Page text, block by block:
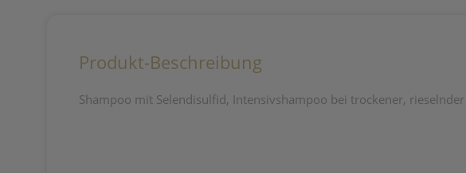
Produkt-Beschreibung
Shampoo mit Selendisulfid, Intensivshampoo bei trockener,